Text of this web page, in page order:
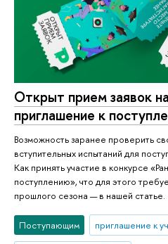
Открыт прием заявок
приглашение к
Возможность заранее проверить
вступительных испытаний для
Как принять участие в конкурсе
поступлению», что для этого
прошлого сезона — в нашей статье.
Поступающим приглашение к